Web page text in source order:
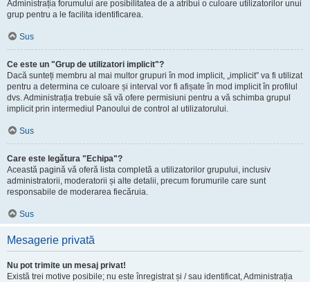
Administrația forumului are posibilitatea de a atribui o culoare utilizatorilor unui
grup pentru a le facilita identificarea.
Sus
Ce este un "Grup de utilizatori implicit"?
Dacă sunteți membru al mai multor grupuri în mod implicit, „implicit” va fi utilizat
pentru a determina ce culoare și interval vor fi afișate în mod implicit în profilul
dvs. Administrația trebuie să vă ofere permisiuni pentru a vă schimba grupul
implicit prin intermediul Panoului de control al utilizatorului.
Sus
Care este legătura "Echipa"?
Această pagină vă oferă lista completă a utilizatorilor grupului, inclusiv
administratorii, moderatorii și alte detalii, precum forumurile care sunt
responsabile de moderarea fiecăruia.
Sus
Mesagerie privată
Nu pot trimite un mesaj privat!
Există trei motive posibile; nu este înregistrat și / sau identificat, Administrația